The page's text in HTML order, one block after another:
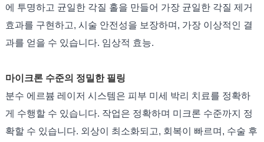
에 투명하고 균일한 각질 홀을 만들어 가장 균일한 각질 제거
효과를 구현하고, 시술 안전성을 보장하며, 가장 이상적인 결
과를 얻을 수 있습니다. 임상적 효능.
마이크론 수준의 정밀한 필링
분수 에르븀 레이저 시스템은 피부 미세 박리 치료를 정확하
게 수행할 수 있습니다. 작업은 정확하며 미크론 수준까지 정
확할 수 있습니다. 외상이 최소화되고, 회복이 빠르며, 수술 후